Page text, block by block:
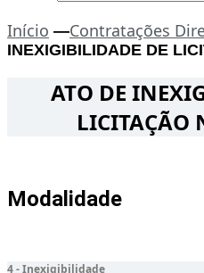
Início —Contratações
INEXIGIBILIDADE DE
ATO DE
LICITAÇÃO
Modalidade
4 - Inexigibilidade